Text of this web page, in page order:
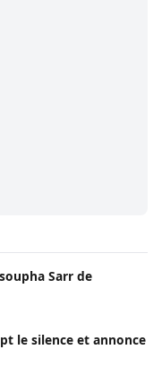
Sarr de
le silence et annonce